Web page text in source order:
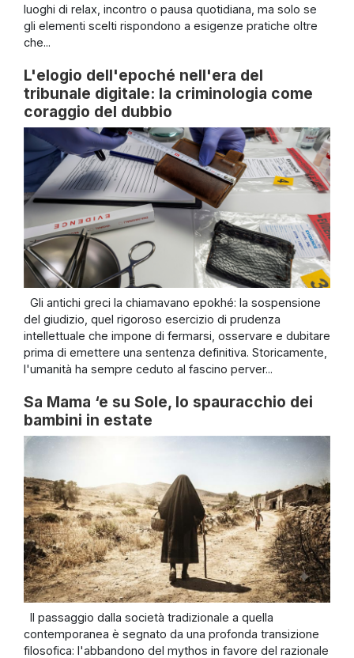
luoghi di relax, incontro o pausa quotidiana, ma solo se
gli elementi scelti rispondono a esigenze pratiche oltre
che...
L'elogio dell'epoché nell'era del
tribunale digitale: la criminologia come
coraggio del dubbio
Gli antichi greci la chiamavano epokhé: la sospensione
del giudizio, quel rigoroso esercizio di prudenza
intellettuale che impone di fermarsi, osservare e dubitare
prima di emettere una sentenza definitiva. Storicamente,
l'umanità ha sempre ceduto al fascino perver...
Sa Mama ‘e su Sole, lo spauracchio dei
bambini in estate
Il passaggio dalla società tradizionale a quella
contemporanea è segnato da una profonda transizione
filosofica: l'abbandono del mythos in favore del razionale